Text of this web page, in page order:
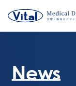
News